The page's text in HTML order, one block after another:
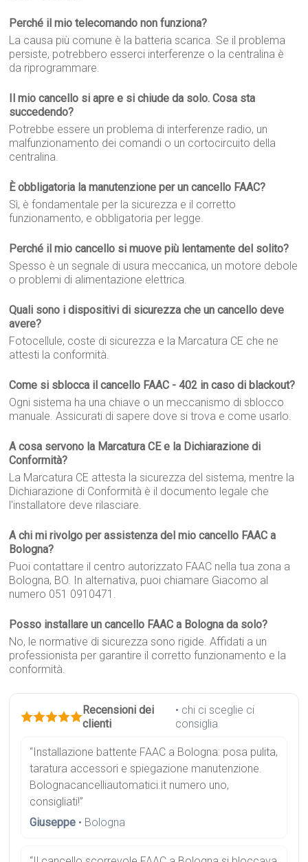
Perché il mio telecomando non funziona?
La causa più comune è la batteria scarica. Se il problema
persiste, potrebbero esserci interferenze o la centralina è
da riprogrammare.
Il mio cancello si apre e si chiude da solo. Cosa sta
succedendo?
Potrebbe essere un problema di interferenze radio, un
malfunzionamento dei comandi o un cortocircuito della
centralina.
È obbligatoria la manutenzione per un cancello FAAC?
Sì, è fondamentale per la sicurezza e il corretto
funzionamento, e obbligatoria per legge.
Perché il mio cancello si muove più lentamente del solito?
Spesso è un segnale di usura meccanica, un motore debole
o problemi di alimentazione elettrica.
Quali sono i dispositivi di sicurezza che un cancello deve
avere?
Fotocellule, coste di sicurezza e la Marcatura CE che ne
attesti la conformità.
Come si sblocca il cancello FAAC - 402 in caso di blackout?
Ogni sistema ha una chiave o un meccanismo di sblocco
manuale. Assicurati di sapere dove si trova e come usarlo.
A cosa servono la Marcatura CE e la Dichiarazione di
Conformità?
La Marcatura CE attesta la sicurezza del sistema, mentre la
Dichiarazione di Conformità è il documento legale che
l'installatore deve rilasciare.
A chi mi rivolgo per assistenza del mio cancello FAAC a
Bologna?
Puoi contattare il centro autorizzato FAAC nella tua zona a
Bologna, BO. In alternativa, puoi chiamare Giacomo al
numero 051 0910471.
Posso installare un cancello FAAC a Bologna da solo?
No, le normative di sicurezza sono rigide. Affidati a un
professionista per garantire il corretto funzionamento e la
conformità.
Recensioni dei
clienti
• chi ci sceglie ci
consiglia
“Installazione battente FAAC a Bologna: posa pulita,
taratura accessori e spiegazione manutenzione.
Bolognacancelliautomatici.it numero uno,
consigliati!”
Giuseppe • Bologna